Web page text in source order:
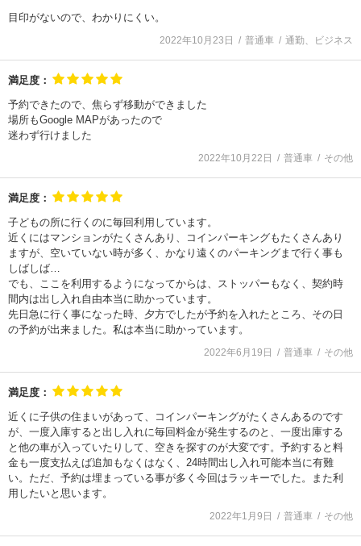
目印がないので、わかりにくい。
2022年10月23日 普通車 通勤、ビジネス
満足度：
予約できたので、焦らず移動ができました
場所もGoogle MAPがあったので
迷わず行けました
2022年10月22日 普通車 その他
満足度：
子どもの所に行くのに毎回利用しています。
近くにはマンションがたくさんあり、コインパーキングもたくさんあり
ますが、空いていない時が多く、かなり遠くのパーキングまで行く事も
しばしば…
でも、ここを利用するようになってからは、ストッパーもなく、契約時
間内は出し入れ自由本当に助かっています。
先日急に行く事になった時、夕方でしたが予約を入れたところ、その日
の予約が出来ました。私は本当に助かっています。
2022年6月19日 普通車 その他
満足度：
近くに子供の住まいがあって、コインパーキングがたくさんあるのです
が、一度入庫すると出し入れに毎回料金が発生するのと、一度出庫する
と他の車が入っていたりして、空きを探すのが大変です。予約すると料
金も一度支払えば追加もなくはなく、24時間出し入れ可能本当に有難
い。ただ、予約は埋まっている事が多く今回はラッキーでした。また利
用したいと思います。
2022年1月9日 普通車 その他